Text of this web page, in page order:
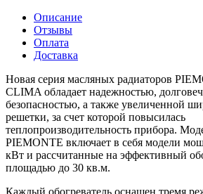
Описание
Отзывы
Оплата
Доставка
Новая серия масляных радиаторов
CLIMA обладает надежностью,
безопасностью, а также увеличенной
решетки, за счет которой повысилась
теплопроизводительность прибора.
PIEMONTE включает в себя модели
кВт и рассчитанные на эффективный
площадью до 30 кв.м.
Каждый обогреватель оснащен тремя